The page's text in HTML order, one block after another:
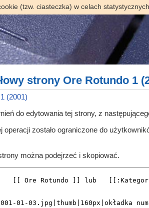
(tzw. ciasteczka) w celach
strony Ore Rotundo 1
(2001)
do edytowania tej strony, z
operacji zostało ograniczone do
można podejrzeć i skopiować.